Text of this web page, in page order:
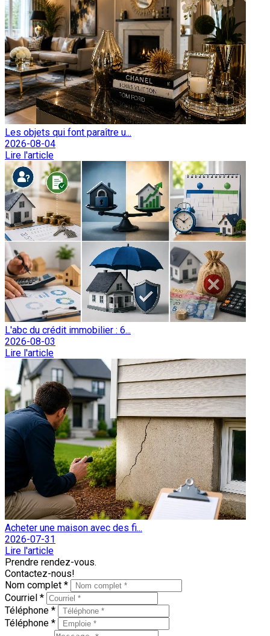
Les objets qui font paraître u...
2026-08-04
Lire l'article
L'abc du crédit immobilier : 6...
2026-08-03
Lire l'article
Acheter une maison avec des fi...
2026-07-31
Lire l'article
Prendre rendez-vous.
Contactez-nous!
Nom complet *
Courriel *
Téléphone *
Téléphone *